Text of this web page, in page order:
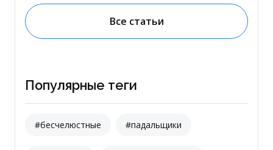
Все статьи
Популярные теги
#бесчелюстные #падальщики